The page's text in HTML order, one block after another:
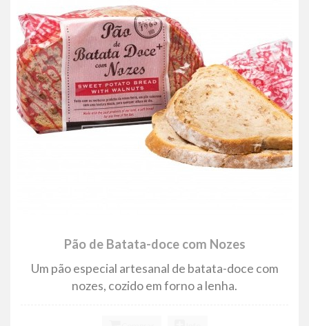
Pão de Batata-doce com Nozes
Um pão especial artesanal de batata-doce com
nozes, cozido em forno a lenha.